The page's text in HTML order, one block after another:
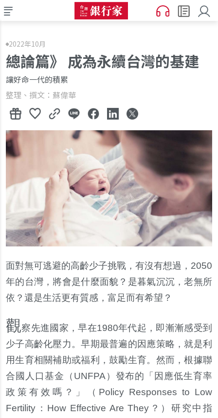
2022年10月
總論篇》 成為永續台灣的基建
讓好命一代的積累
整理、撰文：蘇偉華
面對無可逃避的高齡少子挑戰，有沒有想過，2050
年的台灣，將會是什麼面貌？是暮氣沉沉，老無所
依？還是生活更有質感，富足而有希望？
觀察先進國家，早在1980年代起，即漸漸感受到
少子高齡化壓力。早期最普遍的因應策略，就是利
用生育相關補助或福利，鼓勵生育。然而，根據聯
合國人口基金（UNFPA）發布的「因應低生育率
政策有效嗎？」（Policy Responses to Low
Fertility：How Effective Are They？）研究中指